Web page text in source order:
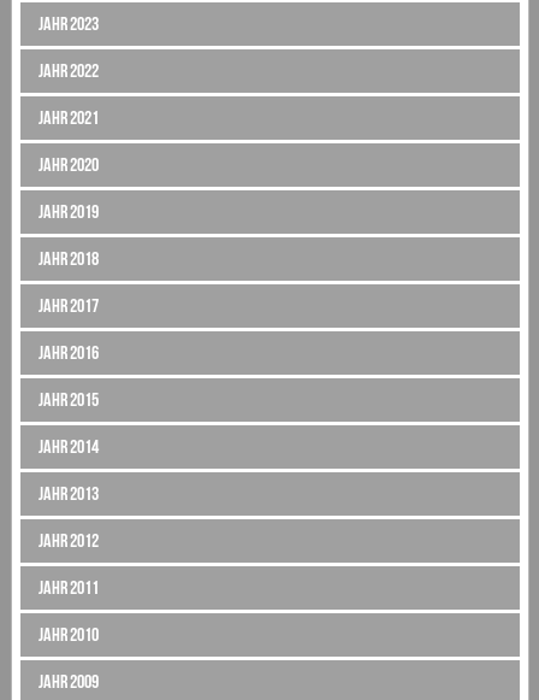
Jahr 2023
Jahr 2022
Jahr 2021
Jahr 2020
Jahr 2019
Jahr 2018
Jahr 2017
Jahr 2016
Jahr 2015
Jahr 2014
Jahr 2013
Jahr 2012
Jahr 2011
Jahr 2010
Jahr 2009